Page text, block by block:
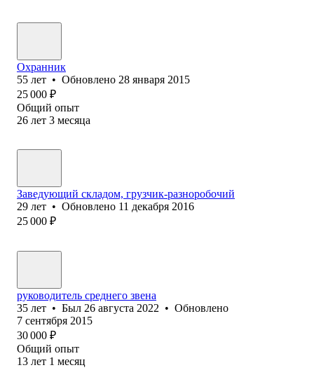
Охранник
55 лет • Обновлено 28 января 2015
25 000 ₽
Общий опыт
26 лет 3 месяца
Заведующий складом, грузчик-разноробочий
29 лет • Обновлено 11 декабря 2016
25 000 ₽
руководитель среднего звена
35 лет • Был 26 августа 2022 • Обновлено
7 сентября 2015
30 000 ₽
Общий опыт
13 лет 1 месяц